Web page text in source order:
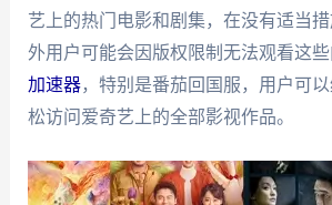
艺上的热门电影和剧集，在没有适当
外用户可能会因版权限制无法观看这
加速器，特别是番茄回国服，用户可
松访问爱奇艺上的全部影视作品。